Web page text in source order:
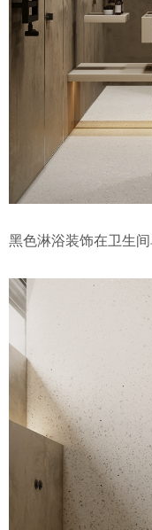
黑色淋浴装饰在卫生